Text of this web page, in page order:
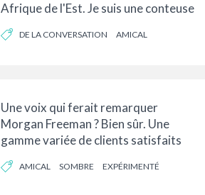
Afrique de l'Est. Je suis une conteuse
DE LA CONVERSATION AMICAL
Une voix qui ferait remarquer
Morgan Freeman ? Bien sûr. Une
gamme variée de clients satisfaits
l'Américaine...
AMICAL SOMBRE EXPÉRIMENTÉ